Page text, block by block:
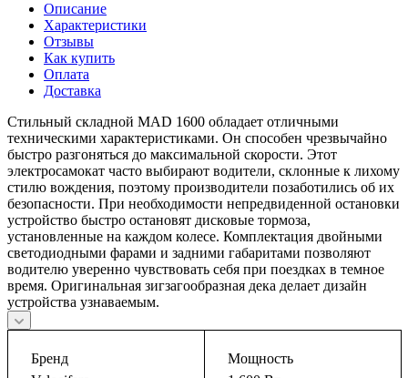
Описание
Характеристики
Отзывы
Как купить
Оплата
Доставка
Стильный складной MAD 1600 обладает отличными
техническими характеристиками. Он способен чрезвычайно
быстро разгоняться до максимальной скорости. Этот
электросамокат часто выбирают водители, склонные к лихому
стилю вождения, поэтому производители позаботились об их
безопасности. При необходимости непредвиденной остановки
устройство быстро остановят дисковые тормоза,
установленные на каждом колесе. Комплектация двойными
светодиодными фарами и задними габаритами позволяют
водителю уверенно чувствовать себя при поездках в темное
время. Оригинальная зигзагообразная дека делает дизайн
устройства узнаваемым.
Бренд
Мощность